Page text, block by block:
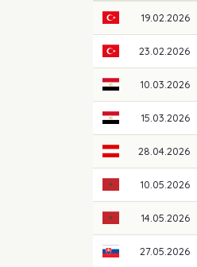
19.02.2026
23.02.2026
10.03.2026
15.03.2026
28.04.2026
10.05.2026
14.05.2026
27.05.2026